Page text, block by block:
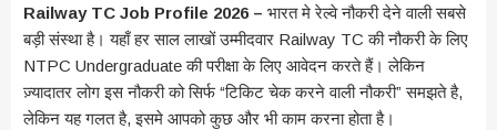
Railway TC Job Profile 2026 – भारत मे रेल्वे नौकरी देने वाली सबसे
बड़ी संस्था है। यहाँ हर साल लाखों उम्मीदवार Railway TC की नौकरी के लिए
NTPC Undergraduate की परीक्षा के लिए आवेदन करते हैं। लेकिन
ज़्यादातर लोग इस नौकरी को सिर्फ “टिकिट चेक करने वाली नौकरी” समझते है,
लेकिन यह गलत है, इसमे आपको कुछ और भी काम करना होता है।